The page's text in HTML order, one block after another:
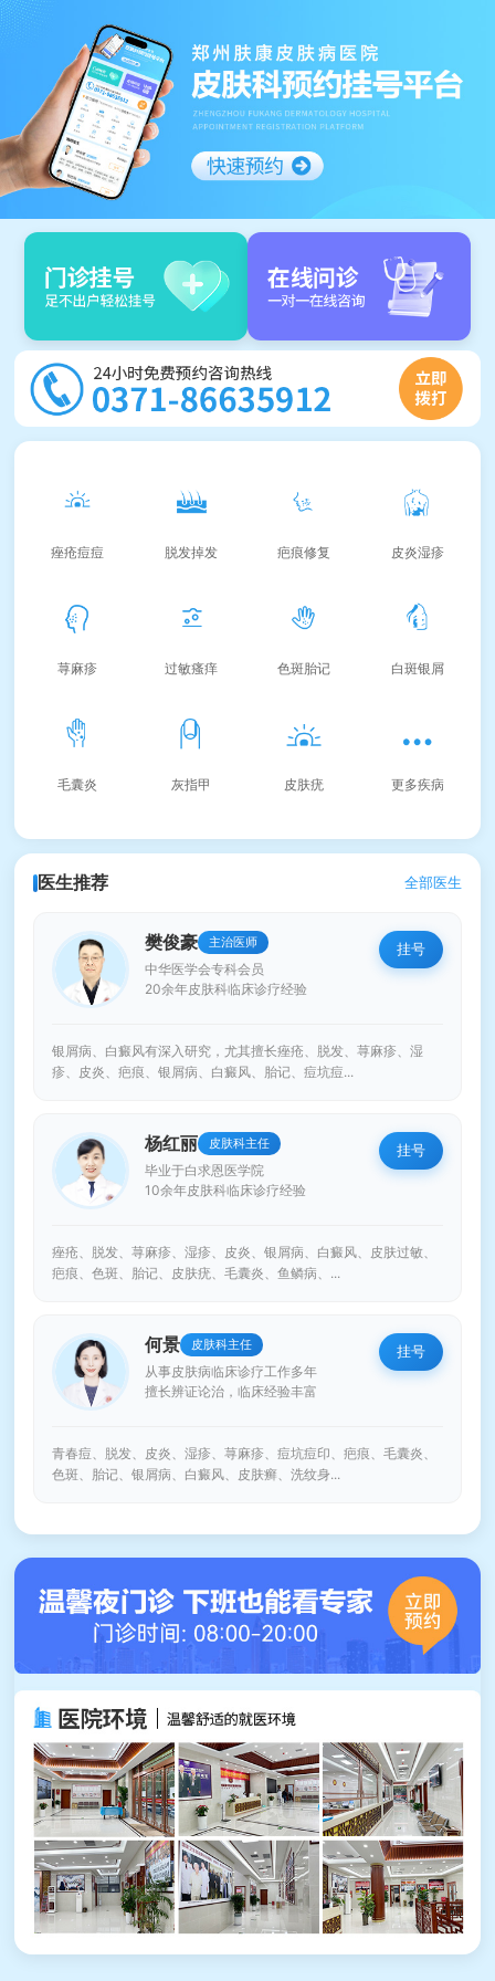
痤疮痘痘 脱发掉发 疤痕修复 皮炎湿疹
荨麻疹 过敏瘙痒 色斑胎记 白斑银屑
毛囊炎 灰指甲 皮肤疣 更多疾病
医生推荐 全部医生
樊俊豪 主治医师
中华医学会专科会员
20余年皮肤科临床诊疗经验
挂号
银屑病、白癜风有深入研究，尤其擅长痤疮、脱发、荨麻疹、湿
疹、皮炎、疤痕、银屑病、白癜风、胎记、痘坑痘...
杨红丽 皮肤科主任
毕业于白求恩医学院
10余年皮肤科临床诊疗经验
挂号
痤疮、脱发、荨麻疹、湿疹、皮炎、银屑病、白癜风、皮肤过敏、
疤痕、色斑、胎记、皮肤疣、毛囊炎、鱼鳞病、...
何景 皮肤科主任
从事皮肤病临床诊疗工作多年
擅长辨证论治，临床经验丰富
挂号
青春痘、脱发、皮炎、湿疹、荨麻疹、痘坑痘印、疤痕、毛囊炎、
色斑、胎记、银屑病、白癜风、皮肤癣、洗纹身...